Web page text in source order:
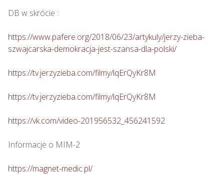
DB w skrócie :
https://www.pafere.org/2018/06/23/artykuly/jerzy-zieba-
szwajcarska-demokracja-jest-szansa-dla-polski/
https://tv.jerzyzieba.com/filmy/lqErQyKr8M
https://tv.jerzyzieba.com/filmy/lqErQyKr8M
https://vk.com/video-201956532_456241592
Informacje o MIM-2
https://magnet-medic.pl/